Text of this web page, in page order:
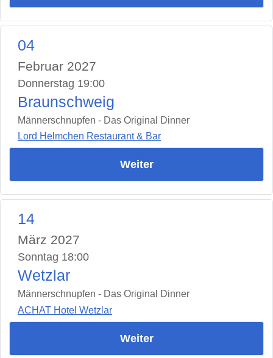
04
Februar 2027
Donnerstag 19:00
Braunschweig
Männerschnupfen - Das Original Dinner
Lord Helmchen Restaurant & Bar
Weiter
14
März 2027
Sonntag 18:00
Wetzlar
Männerschnupfen - Das Original Dinner
ACHAT Hotel Wetzlar
Weiter